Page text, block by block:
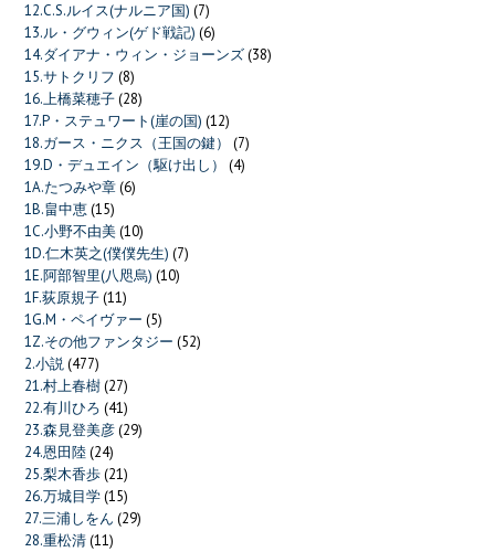
12.C.S.ルイス(ナルニア国) (7)
13.ル・グウィン(ゲド戦記) (6)
14.ダイアナ・ウィン・ジョーンズ(38)
15.サトクリフ (8)
16.上橋菜穂子(28)
17.P・ステュワート(崖の国) (12)
18.ガース・ニクス（王国の鍵）
(7)
19.D・デュエイン（駆け出し）
(4)
1A.たつみや章(6)
1B.畠中恵(15)
1C.小野不由美(10)
1D.仁木英之(僕僕先生) (7)
1E.阿部智里(八咫烏) (10)
1F.荻原規子(11)
1G.M・ペイヴァー (5)
1Z.その他ファンタジー (52)
2.小説(477)
21.村上春樹(27)
22.有川ひろ (41)
23.森見登美彦(29)
24.恩田陸(24)
25.梨木香歩(21)
26.万城目学(15)
27.三浦しをん (29)
28.重松清(11)